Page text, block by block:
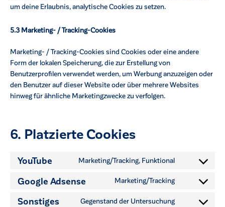
um deine Erlaubnis, analytische Cookies zu setzen.
5.3 Marketing- / Tracking-Cookies
Marketing- / Tracking-Cookies sind Cookies oder eine andere
Form der lokalen Speicherung, die zur Erstellung von
Benutzerprofilen verwendet werden, um Werbung anzuzeigen oder
den Benutzer auf dieser Website oder über mehrere Websites
hinweg für ähnliche Marketingzwecke zu verfolgen.
6. Platzierte Cookies
YouTube Marketing/Tracking, Funktional
Google Adsense Marketing/Tracking
Sonstiges Gegenstand der Untersuchung